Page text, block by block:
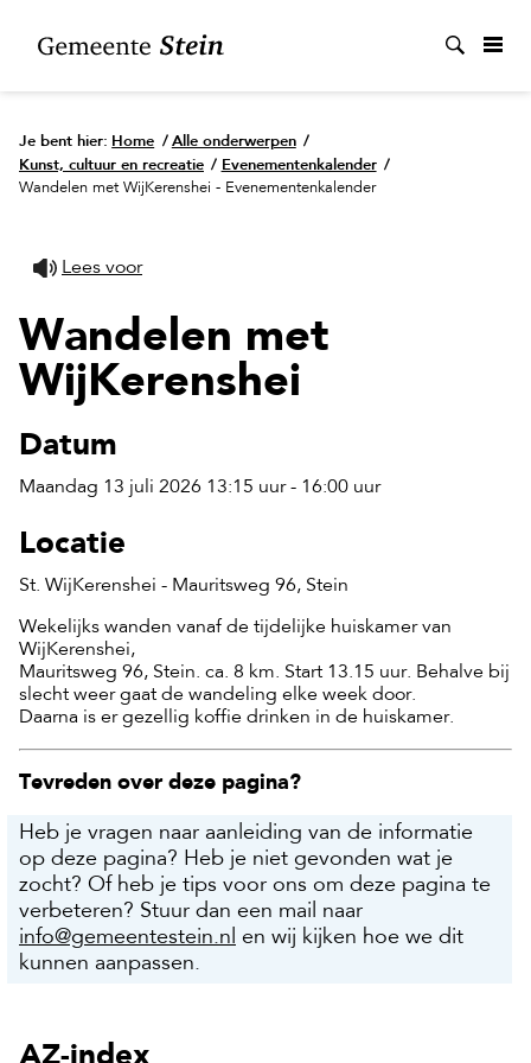
Je bent hier: Home / Alle onderwerpen /
Kunst, cultuur en recreatie / Evenementenkalender /
Wandelen met WijKerenshei - Evenementenkalender
Lees voor
Wandelen met
WijKerenshei
Datum
Maandag 13 juli 2026 13:15 uur - 16:00 uur
Locatie
St. WijKerenshei - Mauritsweg 96, Stein
Wekelijks wanden vanaf de tijdelijke huiskamer van
WijKerenshei,
Mauritsweg 96, Stein. ca. 8 km. Start 13.15 uur. Behalve bij
slecht weer gaat de wandeling elke week door.
Daarna is er gezellig koffie drinken in de huiskamer.
Tevreden over deze pagina?
Heb je vragen naar aanleiding van de informatie
op deze pagina? Heb je niet gevonden wat je
zocht? Of heb je tips voor ons om deze pagina te
verbeteren? Stuur dan een mail naar
info@gemeentestein.nl
en wij kijken hoe we dit
kunnen aanpassen.
AZ-index